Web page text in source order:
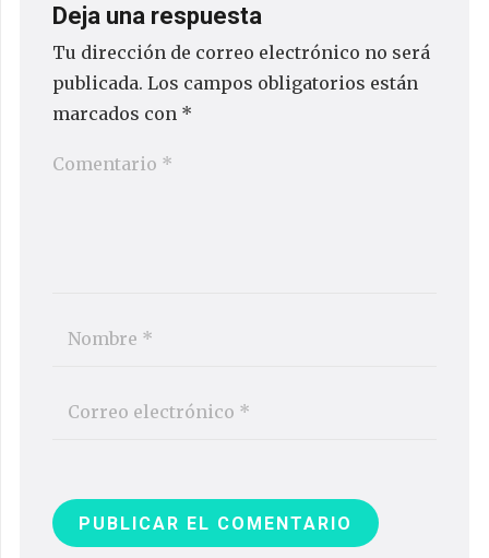
Deja una respuesta
Tu dirección de correo electrónico no será
publicada. Los campos obligatorios están
marcados con *
PUBLICAR EL COMENTARIO